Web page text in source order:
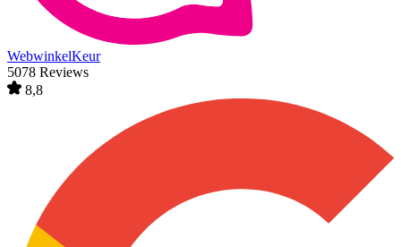
WebwinkelKeur
5078 Reviews
8,8